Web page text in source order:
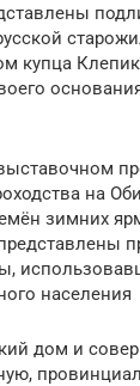
купца
на
зимних
населения
дом и